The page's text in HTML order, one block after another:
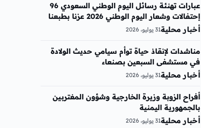
عبارات تهنئة رسائل اليوم الوطني السعودي 96
إحتفالات وشعار اليوم الوطني 2026 عزنا بطبعنا
أخبار محلية31 يوليو، 2026
مناشدات لإنقاذ حياة توأم سيامي حديث الولادة
في مستشفى السبعين بصنعاء
أخبار محلية31 يوليو، 2026
أفراح الزوبة وزيرة الخارجية وشؤون المغتربين
بالجمهورية اليمنية
أخبار محلية31 يوليو، 2026